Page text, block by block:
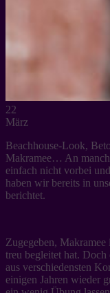
22
März
Beachhouse-Look,
Makramee… An
einfach nicht vorbei
haben wir bereits in
berichtet.
Zugegeben, Makramee
treu begleitet hat.
aus verschiedensten
einigen Jahren wieder